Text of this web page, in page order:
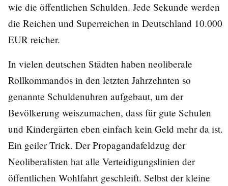
wie die öffentlichen Schulden. Jede Sekunde werden
die Reichen und Superreichen in Deutschland 10.000
EUR reicher.
In vielen deutschen Städten haben neoliberale
Rollkommandos in den letzten Jahrzehnten so
genannte Schuldenuhren aufgebaut, um der
Bevölkerung weiszumachen, dass für gute Schulen
und Kindergärten eben einfach kein Geld mehr da ist.
Ein geiler Trick. Der Propagandafeldzug der
Neoliberalisten hat alle Verteidigungslinien der
öffentlichen Wohlfahrt geschleift. Selbst der kleine